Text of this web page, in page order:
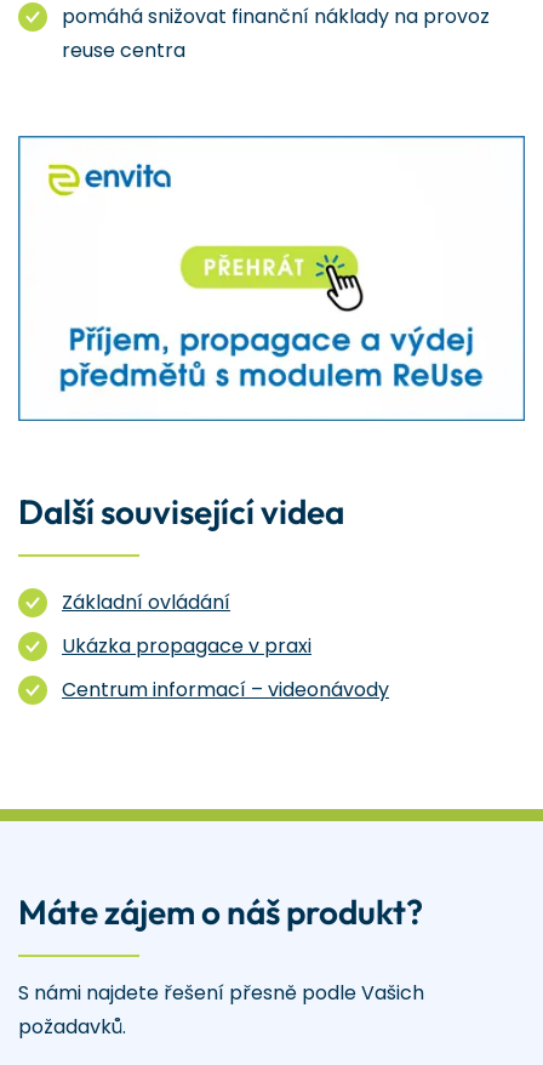
pomáhá snižovat finanční náklady na provoz
reuse centra
Další související videa
Základní ovládání
Ukázka propagace v praxi
Centrum informací – videonávody
Máte zájem o náš produkt?
S námi najdete řešení přesně podle Vašich
požadavků.